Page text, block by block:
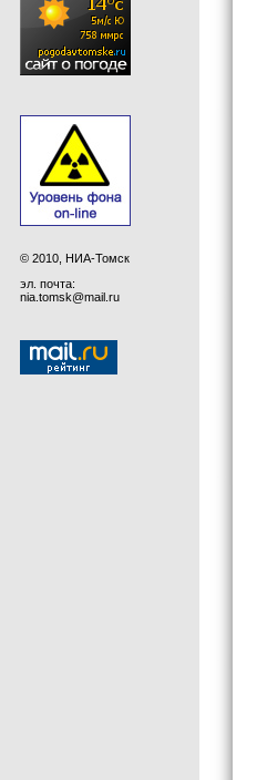
© 2010, НИА-Томск
эл. почта:
nia.tomsk@mail.ru